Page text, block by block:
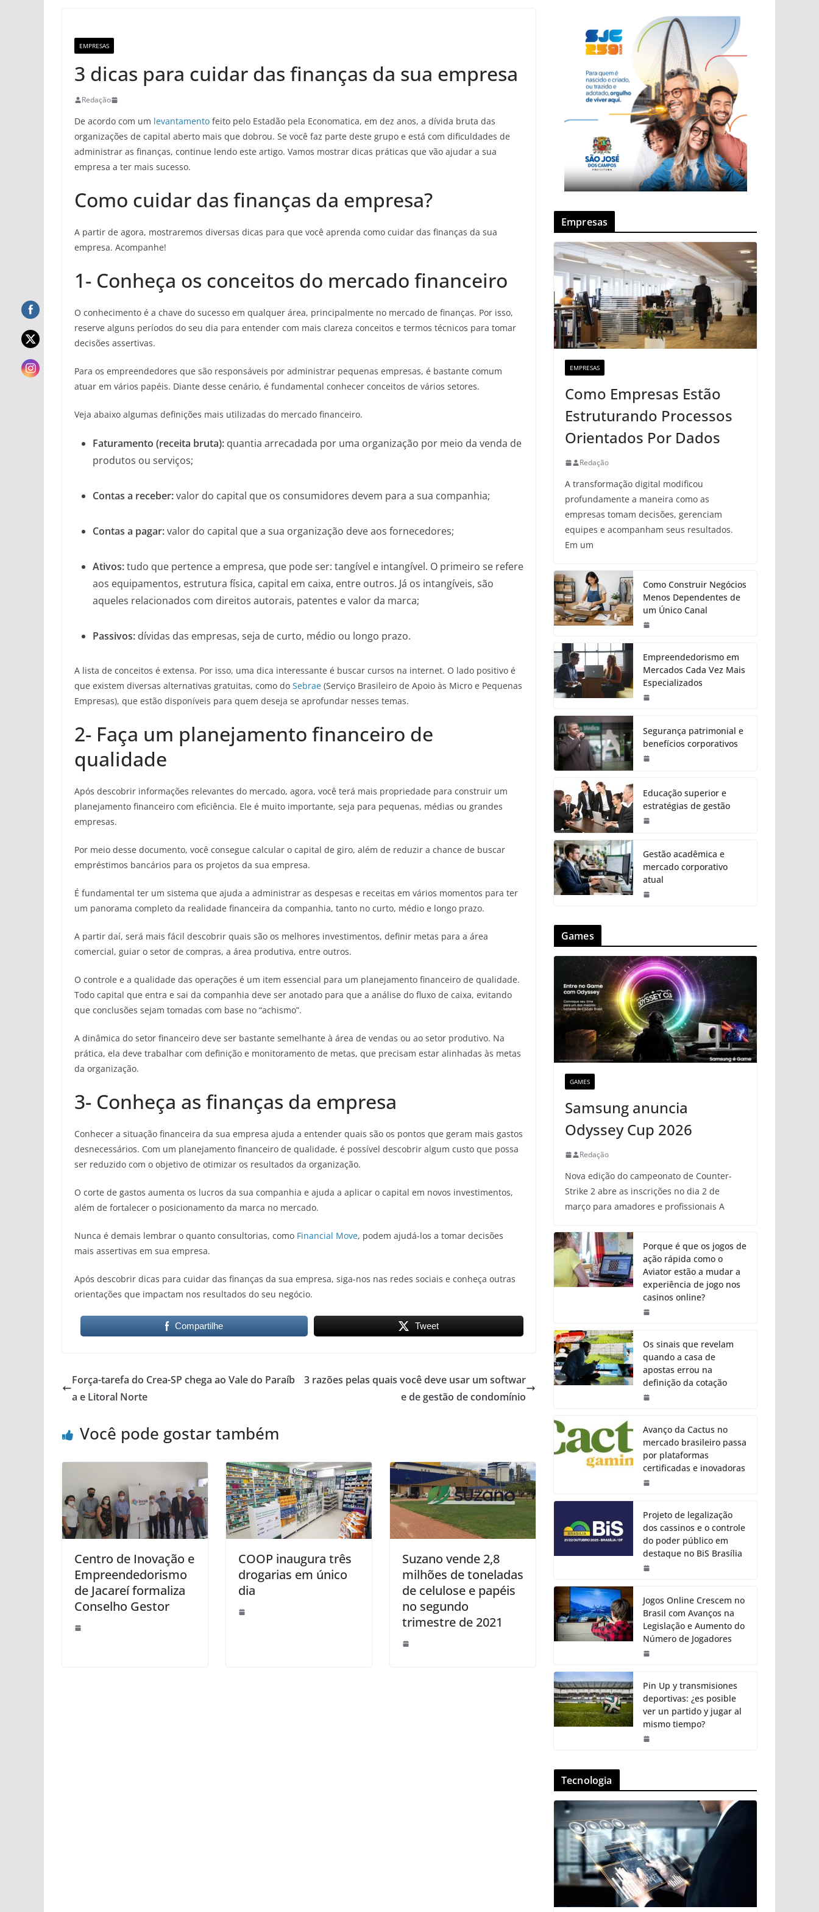
EMPRESAS
3 dicas para cuidar das finanças da sua empresa
Redação
De acordo com um levantamento feito pelo Estadão pela Economatica, em dez anos, a dívida bruta das
organizações de capital aberto mais que dobrou. Se você faz parte deste grupo e está com dificuldades de
administrar as finanças, continue lendo este artigo. Vamos mostrar dicas práticas que vão ajudar a sua
empresa a ter mais sucesso.
Como cuidar das finanças da empresa?
A partir de agora, mostraremos diversas dicas para que você aprenda como cuidar das finanças da sua
empresa. Acompanhe!
1- Conheça os conceitos do mercado financeiro
O conhecimento é a chave do sucesso em qualquer área, principalmente no mercado de finanças. Por isso,
reserve alguns períodos do seu dia para entender com mais clareza conceitos e termos técnicos para tomar
decisões assertivas.
Para os empreendedores que são responsáveis por administrar pequenas empresas, é bastante comum
atuar em vários papéis. Diante desse cenário, é fundamental conhecer conceitos de vários setores.
Veja abaixo algumas definições mais utilizadas do mercado financeiro.
Faturamento (receita bruta): quantia arrecadada por uma organização por meio da venda de
produtos ou serviços;
Contas a receber:valor do capital que os consumidores devem para a sua companhia;
Contas a pagar:valor do capital que a sua organização deve aos fornecedores;
Ativos:tudo que pertence a empresa, que pode ser: tangível e intangível. O primeiro se refere
aos equipamentos, estrutura física, capital em caixa, entre outros. Já os intangíveis, são
aqueles relacionados com direitos autorais, patentes e valor da marca;
Passivos: dívidas das empresas, seja de curto, médio ou longo prazo.
A lista de conceitos é extensa. Por isso, uma dica interessante é buscar cursos na internet. O lado positivo é
que existem diversas alternativas gratuitas, como do Sebrae (Serviço Brasileiro de Apoio às Micro e Pequenas
Empresas), que estão disponíveis para quem deseja se aprofundar nesses temas.
2- Faça um planejamento financeiro de
qualidade
Após descobrir informações relevantes do mercado, agora, você terá mais propriedade para construir um
planejamento financeiro com eficiência. Ele é muito importante, seja para pequenas, médias ou grandes
empresas.
Por meio desse documento, você consegue calcular o capital de giro, além de reduzir a chance de buscar
empréstimos bancários para os projetos da sua empresa.
É fundamental ter um sistema que ajuda a administrar as despesas e receitas em vários momentos para ter
um panorama completo da realidade financeira da companhia, tanto no curto, médio e longo prazo.
A partir daí, será mais fácil descobrir quais são os melhores investimentos, definir metas para a área
comercial, guiar o setor de compras, a área produtiva, entre outros.
O controle e a qualidade das operações é um item essencial para um planejamento financeiro de qualidade.
Todo capital que entra e sai da companhia deve ser anotado para que a análise do fluxo de caixa, evitando
que conclusões sejam tomadas com base no “achismo”.
A dinâmica do setor financeiro deve ser bastante semelhante à área de vendas ou ao setor produtivo. Na
prática, ela deve trabalhar com definição e monitoramento de metas, que precisam estar alinhadas às metas
da organização.
3- Conheça as finanças da empresa
Conhecer a situação financeira da sua empresa ajuda a entender quais são os pontos que geram mais gastos
desnecessários. Com um planejamento financeiro de qualidade, é possível descobrir algum custo que possa
ser reduzido com o objetivo de otimizar os resultados da organização.
O corte de gastos aumenta os lucros da sua companhia e ajuda a aplicar o capital em novos investimentos,
além de fortalecer o posicionamento da marca no mercado.
Nunca é demais lembrar o quanto consultorias, como Financial Move, podem ajudá-los a tomar decisões
mais assertivas em sua empresa.
Após descobrir dicas para cuidar das finanças da sua empresa, siga-nos nas redes sociais e conheça outras
orientações que impactam nos resultados do seu negócio.
Compartilhe Tweet
Força-tarefa do Crea-SP chega ao Vale do Paraíb
a e Litoral Norte
3 razões pelas quais você deve usar um softwar
e de gestão de condomínio
Você pode gostar também
Centro de Inovação e
Empreendedorismo
de Jacareí formaliza
Conselho Gestor
COOP inaugura três
drogarias em único
dia
Suzano vende 2,8
milhões de toneladas
de celulose e papéis
no segundo
trimestre de 2021
Empresas
EMPRESAS
Como Empresas Estão
Estruturando Processos
Orientados Por Dados
Redação
A transformação digital modificou
profundamente a maneira como as
empresas tomam decisões, gerenciam
equipes e acompanham seus resultados.
Em um
Como Construir Negócios
Menos Dependentes de
um Único Canal
Empreendedorismo em
Mercados Cada Vez Mais
Especializados
Segurança patrimonial e
benefícios corporativos
Educação superior e
estratégias de gestão
Gestão acadêmica e
mercado corporativo
atual
Games
GAMES
Samsung anuncia
Odyssey Cup 2026
Redação
Nova edição do campeonato de Counter-
Strike 2 abre as inscrições no dia 2 de
março para amadores e profissionais A
Porque é que os jogos de
ação rápida como o
Aviator estão a mudar a
experiência de jogo nos
casinos online?
Os sinais que revelam
quando a casa de
apostas errou na
definição da cotação
Avanço da Cactus no
mercado brasileiro passa
por plataformas
certificadas e inovadoras
Projeto de legalização
dos cassinos e o controle
do poder público em
destaque no BiS Brasília
Jogos Online Crescem no
Brasil com Avanços na
Legislação e Aumento do
Número de Jogadores
Pin Up y transmisiones
deportivas: ¿es posible
ver un partido y jugar al
mismo tiempo?
Tecnologia